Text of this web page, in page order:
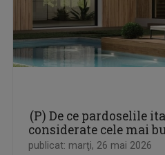
(P) De ce pardoselile
considerate cele mai
publicat: marţi, 26 mai 2026